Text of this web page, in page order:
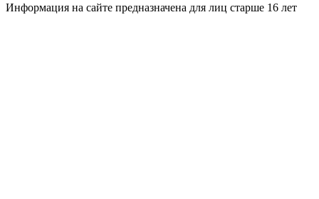
Информация на сайте предназначена для лиц старше 16 лет